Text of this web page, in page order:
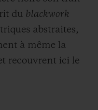
du blackwork
abstraites,
à même la
recouvrent ici le
que cette